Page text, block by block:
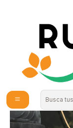
Envío gratis por